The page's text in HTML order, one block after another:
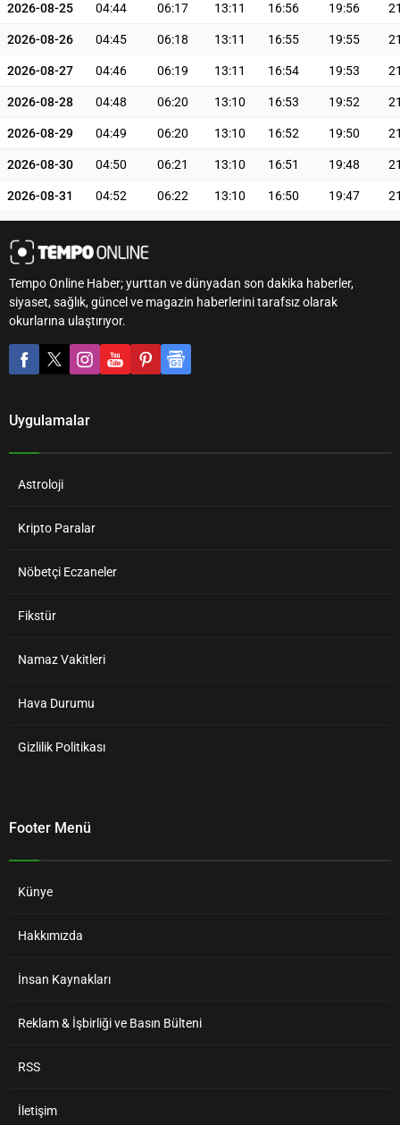
2026-08-25 04:44 06:17 13:11 16:56 19:56
2026-08-26 04:45 06:18 13:11 16:55 19:55
2026-08-27 04:46 06:19 13:11 16:54 19:53
2026-08-28 04:48 06:20 13:10 16:53 19:52
2026-08-29 04:49 06:20 13:10 16:52 19:50
2026-08-30 04:50 06:21 13:10 16:51 19:48
2026-08-31 04:52 06:22 13:10 16:50 19:47
Tempo Online Haber; yurttan ve dünyadan son dakika haberler,
siyaset, sağlık, güncel ve magazin haberlerini tarafsız olarak
okurlarına ulaştırıyor.
Uygulamalar
Astroloji
Kripto Paralar
Nöbetçi Eczaneler
Fikstür
Namaz Vakitleri
Hava Durumu
Gizlilik Politikası
Footer Menü
Künye
Hakkımızda
İnsan Kaynakları
Reklam & İşbirliği ve Basın Bülteni
RSS
İletişim